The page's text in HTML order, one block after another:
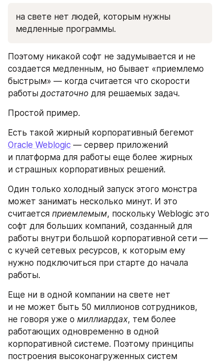
на свете нет людей, которым нужны
медленные программы.
Поэтому никакой софт не задумывается и не
создается медленным, но бывает «приемлемо
быстрым» — когда считается что скорости
работы достаточно для решаемых задач.
Простой пример.
Oracle Weblogic — сервер приложений
и платформа для работы еще более жирных
и страшных корпоративных решений.
Один только холодный запуск этого монстра
может занимать несколько минут. И это
считается приемлемым, поскольку Weblogic это
софт для больших компаний, созданный для
работы внутри большой корпоративной сети —
с кучей сетевых ресурсов, к которым ему
нужно подключиться при старте до начала
работы.
Еще ни в одной компании на свете нет
и не может быть 50 миллионов сотрудников,
не говоря уже о миллиардах, тем более
работающих одновременно в одной
корпоративной системе. Поэтому принципы
построения высоконагруженных систем